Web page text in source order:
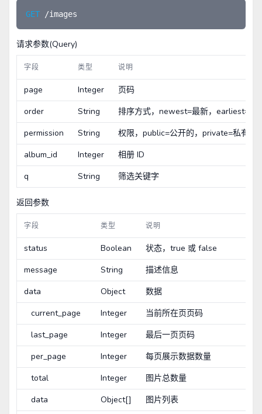
GET
请求参数(Query)
字段 类型 说明
page Integer
页码
order
String
排序方式，newest=最新，earliest=最
permission
String
权限，public=公开的，private=私有的
album_id
Integer
相册 ID
q
String 筛选关键字
返回参数
字段 类型 说明
status Boolean
状态，true 或 false
message
String
描述信息
data
Object
数据
current_page
Integer
当前所在页页码
last_page
Integer
最后一页页码
per_page
Integer
每页展示数据数量
total
Integer
图片总数量
data
Object[]
图片列表